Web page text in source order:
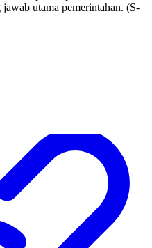
utama pemerintahan. (S-